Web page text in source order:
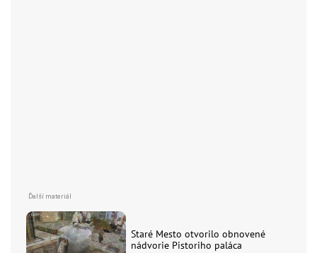
Staré Mesto otvorilo obnovené
nádvorie Pistoriho paláca